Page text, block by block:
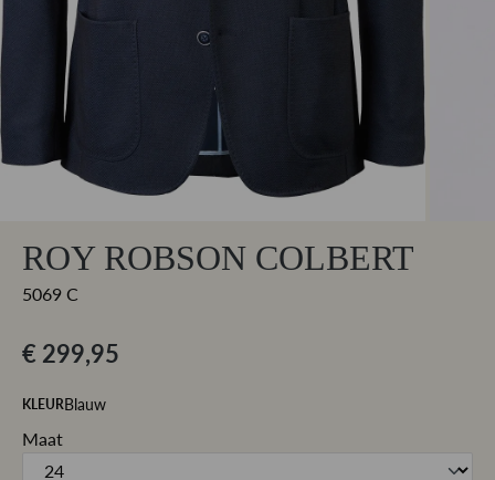
ROY ROBSON COLBERT
5069 C
€ 299,95
KLEURBlauw
Maat